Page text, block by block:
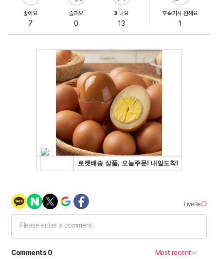
좋아요
7
슬퍼요
0
화나요
13
후속기사 원해요
1